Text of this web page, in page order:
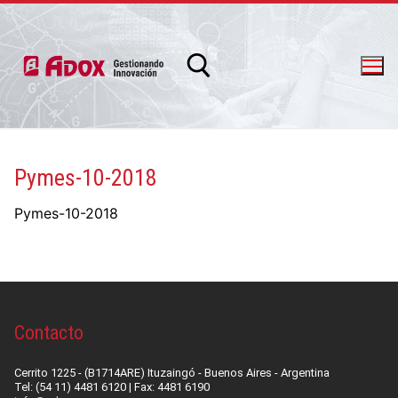
info@adox.com.ar
PRODUCTOS Y SERVICIOS
Pymes-10-2018
Pymes-10-2018
Contacto
Cerrito 1225 - (B1714ARE) Ituzaingó - Buenos Aires - Argentina
Tel: (54 11) 4481 6120 | Fax: 4481 6190